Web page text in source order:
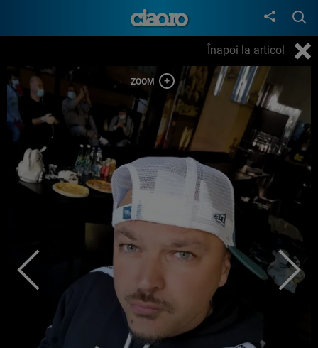
Înapoi la articol